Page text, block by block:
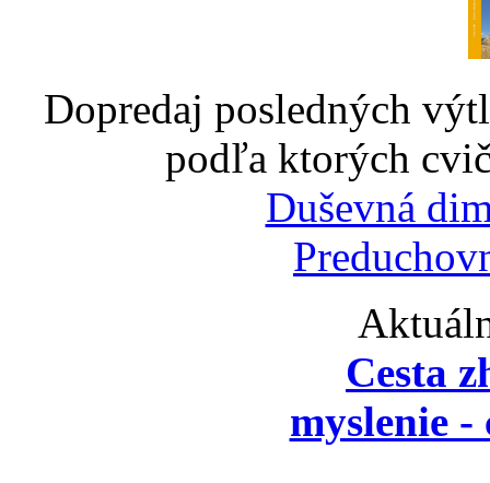
Dopredaj posledných
podľa ktorých
Duševná
Cesta
myslenie